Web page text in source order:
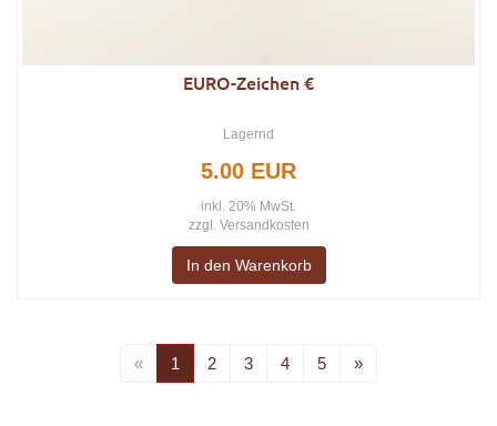
EURO-Zeichen €
Lagernd
5.00 EUR
inkl. 20% MwSt.
zzgl. Versandkosten
In den Warenkorb
« 1 2 3 4 5 »